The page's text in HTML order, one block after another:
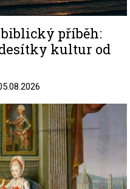
biblický příběh:
kultur od